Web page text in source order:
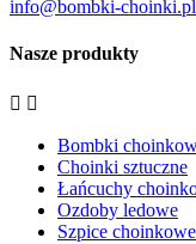
info@bombki-choinki.pl
Nasze produkty
 
Bombki
Choinki sztuczne
Łańcuchy
Ozdoby ledowe
Szpice choinkowe